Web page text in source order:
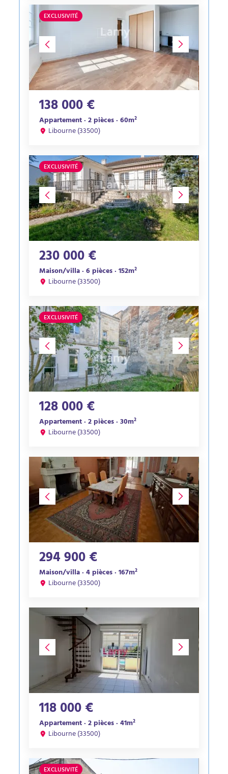
EXCLUSIVITÉ
138 000 €
Appartement · 2 pièces · 60m²
Libourne (33500)
EXCLUSIVITÉ
230 000 €
Maison/villa · 6 pièces · 152m²
Libourne (33500)
EXCLUSIVITÉ
128 000 €
Appartement · 2 pièces · 30m²
Libourne (33500)
294 900 €
Maison/villa · 4 pièces · 167m²
Libourne (33500)
118 000 €
Appartement · 2 pièces · 41m²
Libourne (33500)
EXCLUSIVITÉ